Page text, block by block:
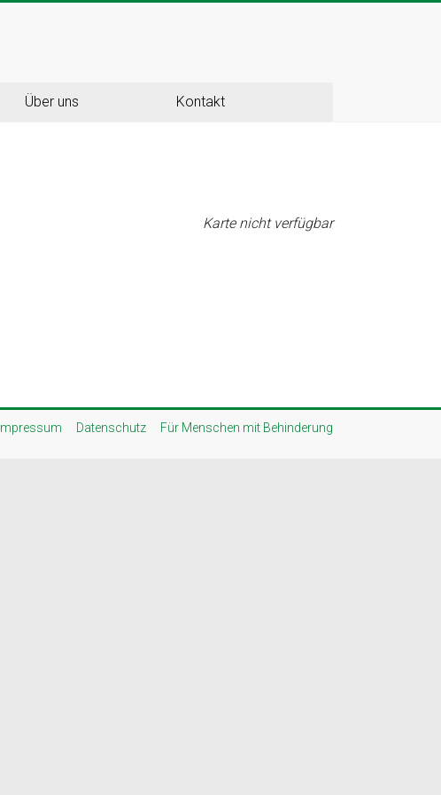
Über uns Kontakt
Karte nicht verfügbar
Impressum Datenschutz Für Menschen mit Behinderung